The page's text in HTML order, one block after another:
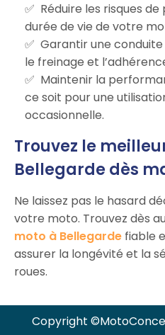
Réduire les risques
durée de vie de votre
Garantir une
le freinage et
Maintenir la
ce soit pour une
occasionnelle.
Trouvez le
Bellegarde dès
Ne laissez pas le hasard
votre moto. Trouvez dès
moto à Bellegarde fiable
assurer la longévité et la
roues.
Copyright